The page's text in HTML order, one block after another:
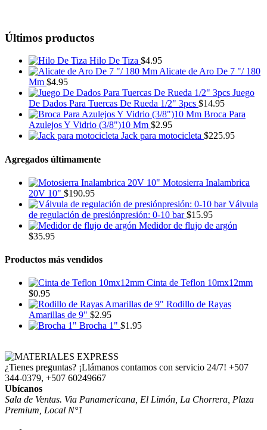
Últimos productos
Hilo De Tiza $4.95
Alicate de Aro De 7 "/ 180
Mm $4.95
Juego
De Dados Para Tuercas De Rueda 1/2" 3pcs $14.95
Broca Para
Azulejos Y Vidrio (3/8")10 Mm $2.95
Jack para motocicleta $225.95
Agregados últimamente
Motosierra Inalambrica
20V 10" $190.95
Válvula
de regulación de presiónpresión: 0-10 bar $15.95
Medidor de flujo de argón
$35.95
Productos más vendidos
Cinta de Teflon 10mx12mm
$0.95
Rodillo de Rayas
Amarillas de 9" $2.95
Brocha 1" $1.95
¿Tienes preguntas? ¡Llámanos contamos con servicio 24/7! +507
344-0379, +507 60249667
Ubícanos
Sala de Ventas. Via Panamericana, El Limón, La Chorrera, Plaza
Premium, Local N°1